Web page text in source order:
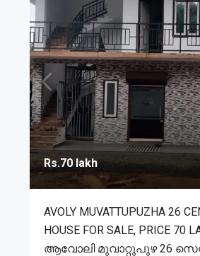
Rs.70 lakh
AVOLY MUVATTUPUZHA 26
HOUSE FOR SALE, PRICE 70
ആവോലി മുവാറ്റുപുഴ 26 സെന്റ്